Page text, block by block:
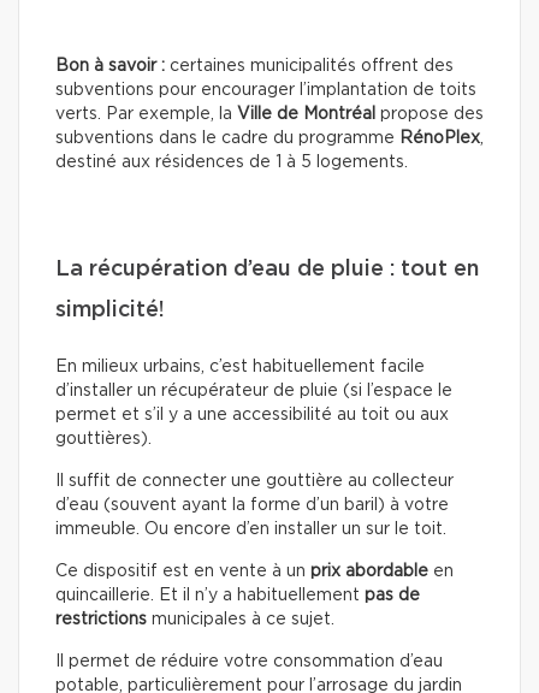
Bon à savoir : certaines municipalités offrent des
subventions pour encourager l’implantation de toits
verts. Par exemple, la Ville de Montréal propose des
subventions dans le cadre du programme RénoPlex,
destiné aux résidences de 1 à 5 logements.
La récupération d’eau de pluie : tout en
simplicité!
En milieux urbains, c’est habituellement facile
d’installer un récupérateur de pluie (si l’espace le
permet et s’il y a une accessibilité au toit ou aux
gouttières).
Il suffit de connecter une gouttière au collecteur
d’eau (souvent ayant la forme d’un baril) à votre
immeuble. Ou encore d’en installer un sur le toit.
Ce dispositif est en vente à un prix abordable en
quincaillerie. Et il n’y a habituellement pas de
restrictions municipales à ce sujet.
Il permet de réduire votre consommation d’eau
potable, particulièrement pour l’arrosage du jardin